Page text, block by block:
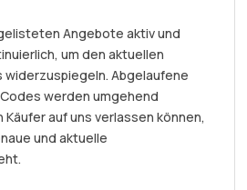
Angebote aktiv und
um den aktuellen
Abgelaufene
werden umgehend
auf uns verlassen können,
und aktuelle